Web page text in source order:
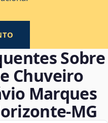
Sobre
Chuveiro
Marques